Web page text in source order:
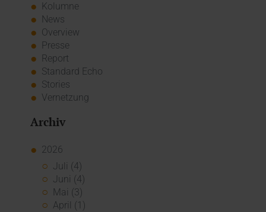
Kolumne
News
Overview
Presse
Report
Standard Echo
Stories
Vernetzung
Archiv
2026
Juli (4)
Juni (4)
Mai (3)
April (1)